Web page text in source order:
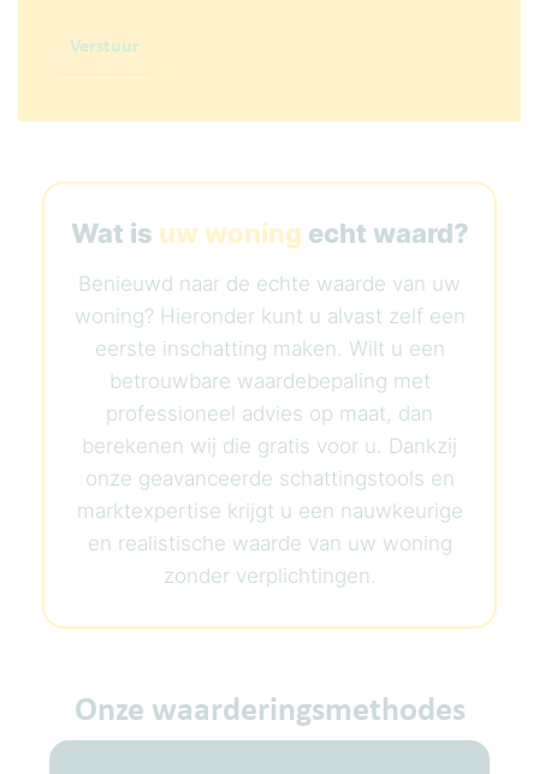
Verstuur
Wat is uw woning echt waard?
Benieuwd naar de echte waarde van uw
woning? Hieronder kunt u alvast zelf een
eerste inschatting maken. Wilt u een
betrouwbare waardebepaling met
professioneel advies op maat, dan
berekenen wij die gratis voor u. Dankzij
onze geavanceerde schattingstools en
marktexpertise krijgt u een nauwkeurige
en realistische waarde van uw woning
zonder verplichtingen.
Onze waarderingsmethodes